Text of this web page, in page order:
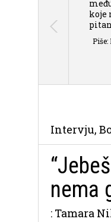
koje
Piše:
Intervju,
nema
: Tamara